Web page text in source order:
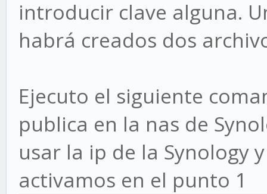
introducir clave alguna.
habrá creados dos
Ejecuto el siguiente
publica en la nas de
usar la ip de la Synology
activamos en el punto 1